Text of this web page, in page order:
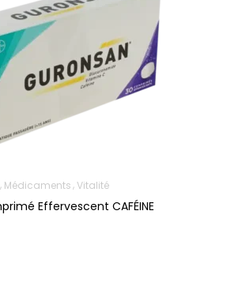
Médicaments Vitalité
Effervescent CAFÉINE